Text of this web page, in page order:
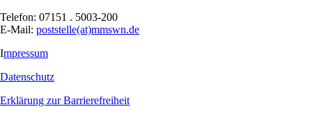
Telefon: 07151 . 5003-200
E-Mail: poststelle(at)mmswn.de
Impressum
Datenschutz
Erklärung zur Barrierefreiheit